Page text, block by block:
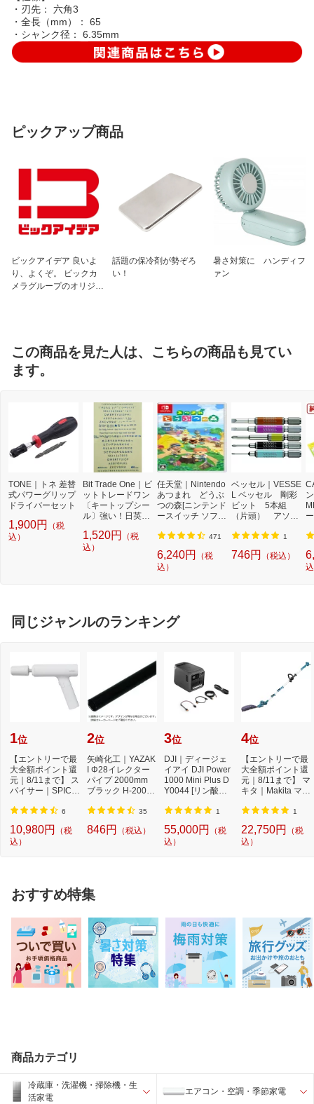
・刃先： 六角3
・全長（mm）： 65
・シャンク径： 6.35mm
ピックアップ商品
ビックアイデア 良いよ
り、よくぞ。 ビックカ
メラグループのオリジナ
話題の保冷剤が勢ぞろ
い！
暑さ対策に ハンディフ
ァン
この商品を見た人は、こちらの商品も見てい
ます。
TONE｜トネ 差替
式パワーグリップ
ドライバーセット
1,900円
（税
込）
Bit Trade One｜ビ
ットトレードワン
〔キートップシー
ル〕強い！日英対
プシールセット ブ
ルー DYKTSBL
1,520円
（税
込）
任天堂｜Nintendo
あつまれ どうぶ
つの森[ニンテンド
ースイッチ ソフ
471
6,240円
（税
込）
ベッセル｜VESSE
L ベッセル 剛彩
ビット 5本組
（片頭） アソー
1
746円 （税込）
同じジャンルのランキング
1位
【エントリーで最
大全額ポイント還
元｜8/11まで】 ス
パイサー｜SPICE
ケ...
6
10,980円
（税
込）
2位
矢崎化工｜YAZAK
I Φ28イレクター
パイプ 2000mm
ブラック H-2000-
35
846円 （税込）
3位
DJI｜ディージェ
イアイ DJI Power
1000 Mini Plus D
Y0044 [リン酸鉄
電...
1
55,000円
（税
込）
4位
【エントリーで最
大全額ポイント還
元｜8/11まで】 マ
キタ｜Makita マキ
1
22,750円
（税
込）
おすすめ特集
商品カテゴリ
冷蔵庫・洗濯機・掃除機・生
活家電
エアコン・空調・季節家電